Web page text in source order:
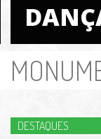
DESTAQUES